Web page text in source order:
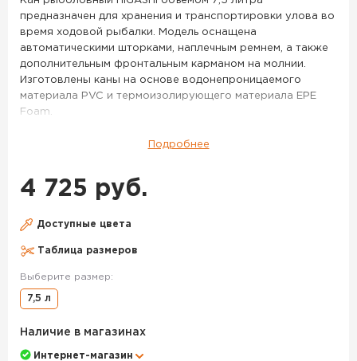
Green
Camo
предназначен для хранения и транспортировки улова во
время ходовой рыбалки. Модель оснащена
автоматическими шторками, наплечным ремнем, а также
дополнительным фронтальным карманом на молнии.
Изготовлены каны на основе водонепроницаемого
материала PVC и термоизолирующего материала EPE
Foam.
безопасным при транспортировке.
Благодаря автоматическим шторкам, улов, при
переворачивании сумки, останется в ней.
Сумка для рыбы HIGASHI Live bait box 7,5 л цвет Green
Camo – данный товар доступен для заказа в интернет-
магазине BigGame по цене 4 725 руб. с доставкой в
товар, положите его в корзину или позвоните по
телефону +7 (495) 972-89-89
Подробнее
4 725 руб.
Доступные цвета
Таблица размеров
Выберите размер:
7,5 л
Наличие в магазинах
Интернет-магазин